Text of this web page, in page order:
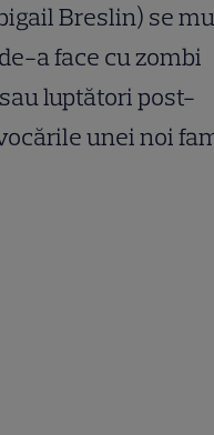
Breslin) se
a face cu zombi
luptători post-
unei noi